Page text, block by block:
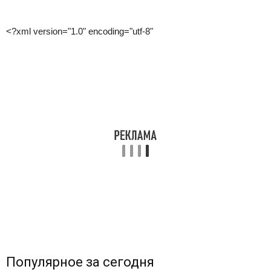
<?xml version="1.0" encoding="utf-8"
Популярное за сегодня